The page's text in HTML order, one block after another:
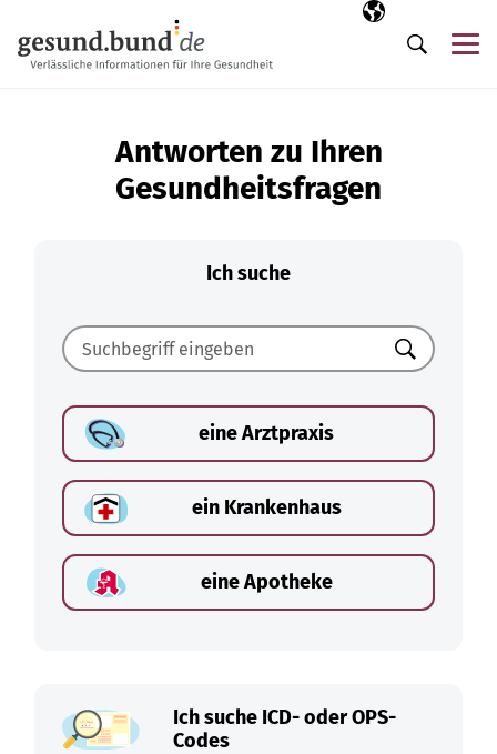
Ausgewählte
DE
Suche
Antworten zu Ihren
Gesundheitsfragen
Ich suche
Suchen
eine Arztpraxis
ein Krankenhaus
eine Apotheke
Ich suche ICD- oder OPS-
Codes